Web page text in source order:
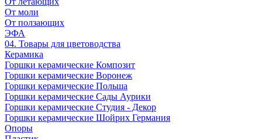
От моли
От ползающих
ЭФА
04. Товары для цветоводства
Керамика
Горшки керамические Композит
Горшки керамические Воронеж
Горшки керамические Польша
Горшки керамические Сады Аурики
Горшки керамические Студия - Декор
Горшки керамические Шойрих Германия
Опоры